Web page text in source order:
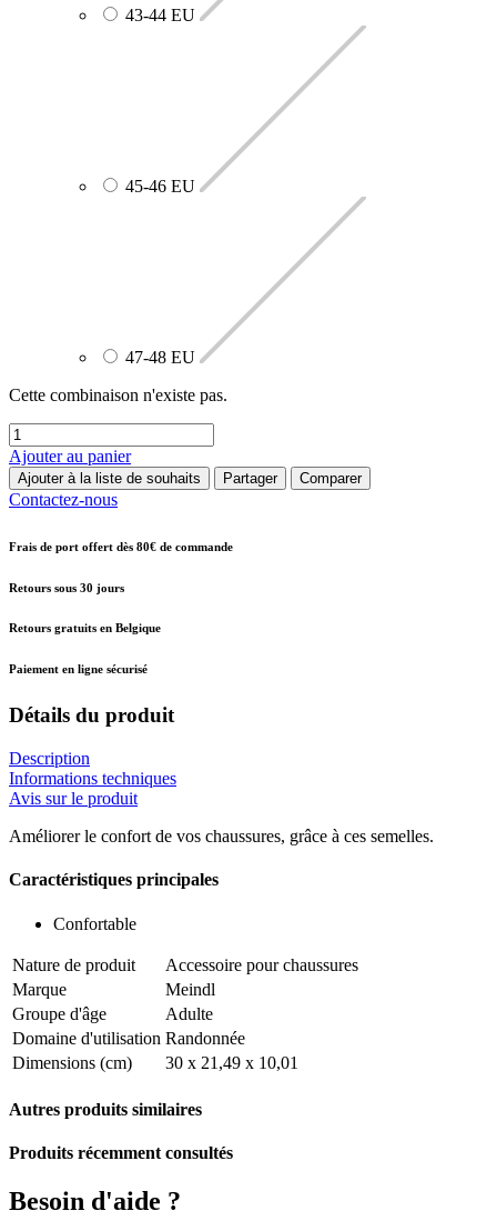
43-44 EU
45-46 EU
47-48 EU
Cette combinaison n'existe pas.
Ajouter au panier
Ajouter à la liste de souhaits Partager Comparer
Contactez-nous
Frais de port offert dès 80€ de commande
Retours sous 30 jours
Retours gratuits en Belgique
Paiement en ligne sécurisé
Détails du produit
Description
Informations techniques
Avis sur le produit
Améliorer le confort de vos chaussures, grâce à ces semelles.
Caractéristiques principales
Confortable
Nature de produit
Accessoire pour chaussures
Marque
Meindl
Groupe d'âge
Adulte
Domaine d'utilisation Randonnée
Dimensions (cm)
30 x 21,49 x 10,01
Autres produits similaires
Produits récemment consultés
Besoin d'aide ?